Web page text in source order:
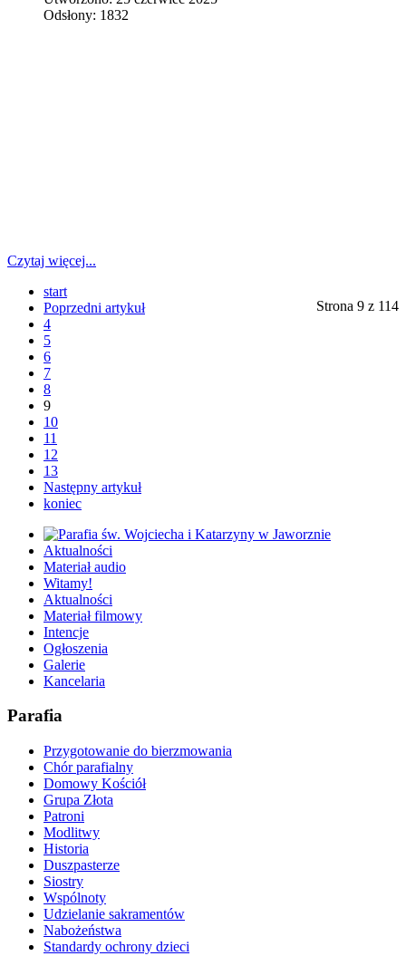
Odsłony: 1832
Czytaj więcej...
Strona 9 z 114
start
Poprzedni artykuł
4
5
6
7
8
9
10
11
12
13
Następny artykuł
koniec
Aktualności
Materiał audio
Witamy!
Aktualności
Materiał filmowy
Intencje
Ogłoszenia
Galerie
Kancelaria
Parafia
Przygotowanie do bierzmowania
Chór parafialny
Domowy Kościół
Grupa Złota
Patroni
Modlitwy
Historia
Duszpasterze
Siostry
Wspólnoty
Udzielanie sakramentów
Nabożeństwa
Standardy ochrony dzieci